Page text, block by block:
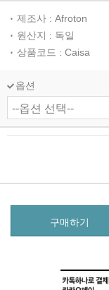
제조사 : Afroton
원산지 : 독일
상품코드 : Caisa
옵션
구매하기